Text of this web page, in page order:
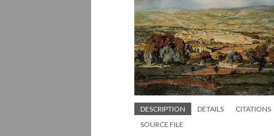
DESCRIPTION DETAILS
CITATIONS
SOURCE FILE